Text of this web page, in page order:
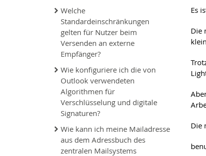
Welche
Standardeinschränkungen
gelten für Nutzer beim
Versenden an externe
Empfänger?
Wie konfiguriere ich die von
Outlook verwendeten
Algorithmen für
Verschlüsselung und digitale
Signaturen?
Wie kann ich meine Mailadresse
aus dem Adressbuch des
zentralen Mailsystems
Es
Die
Die